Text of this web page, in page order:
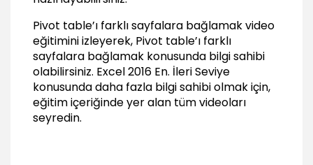
Belgeyi paylaşıma açmak
01:18
Değişiklik raporu almak
02:04
Değişiklikleri onaylamak
01:54
Pivot table’ı farklı sayfalara bağlamak video
eğitimini izleyerek, Pivot table’ı farklı
sayfalara bağlamak konusunda bilgi sahibi
olabilirsiniz. Excel 2016 En. İleri Seviye
konusunda daha fazla bilgi sahibi olmak için,
eğitim içeriğinde yer alan tüm videoları
seyredin.